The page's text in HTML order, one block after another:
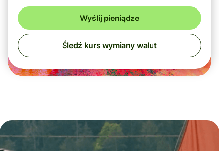
Wyślij pieniądze
Śledź kurs wymiany walut